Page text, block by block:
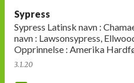
Sypress
Sypress Latinsk navn : Chamaecyparis lawsoniana Andre
navn : Lawsonsypress, Ellwoodii Familie :
Opprinnelse : Amerika Hardførhet : H4 Utseende:
Eviggrønn busk med …
3.1.20